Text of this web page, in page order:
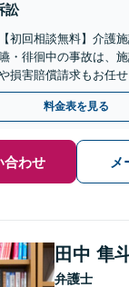
訟
初回相談無料】介護
・徘徊中の事故は、
損害賠償請求もお任
】【関東エリア対応】
料金表を見る
合わせ メ
田中 隼
弁護士